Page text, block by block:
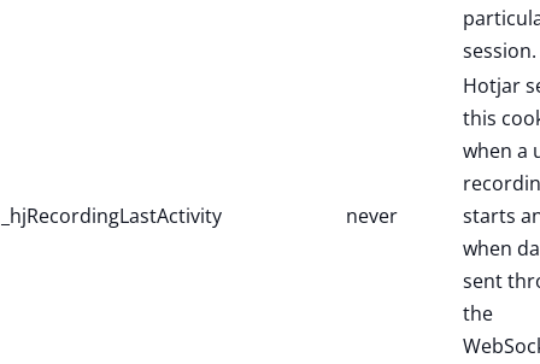
session.
_hjRecordingLastActivity never
Hotjar
this
when a
starts
when
sent
the